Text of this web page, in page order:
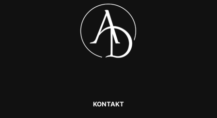
KONTAKT